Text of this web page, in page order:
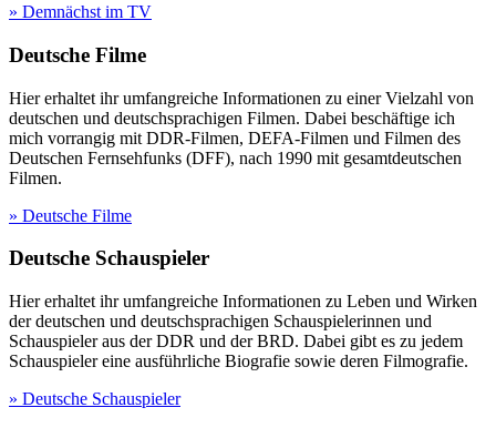
» Demnächst im TV
Deutsche Filme
Hier erhaltet ihr umfangreiche Informationen zu einer Vielzahl von
deutschen und deutschsprachigen Filmen. Dabei beschäftige ich
mich vorrangig mit DDR-Filmen, DEFA-Filmen und Filmen des
Deutschen Fernsehfunks (DFF), nach 1990 mit gesamtdeutschen
Filmen.
» Deutsche Filme
Deutsche Schauspieler
Hier erhaltet ihr umfangreiche Informationen zu Leben und Wirken
der deutschen und deutschsprachigen Schauspielerinnen und
Schauspieler aus der DDR und der BRD. Dabei gibt es zu jedem
Schauspieler eine ausführliche Biografie sowie deren Filmografie.
» Deutsche Schauspieler